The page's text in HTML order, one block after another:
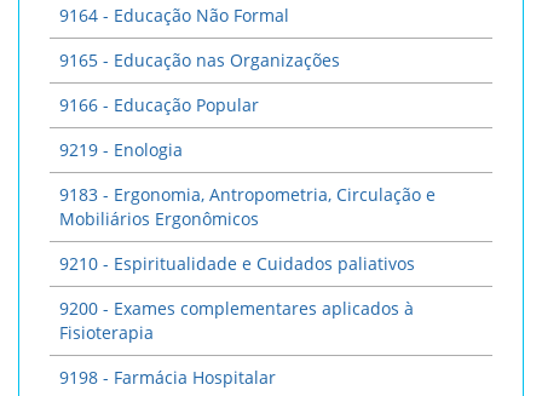
9164 - Educação Não Formal
9165 - Educação nas Organizações
9166 - Educação Popular
9219 - Enologia
9183 - Ergonomia, Antropometria, Circulação e
Mobiliários Ergonômicos
9210 - Espiritualidade e Cuidados paliativos
9200 - Exames complementares aplicados à
Fisioterapia
9198 - Farmácia Hospitalar